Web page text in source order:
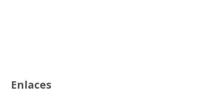
Enlaces